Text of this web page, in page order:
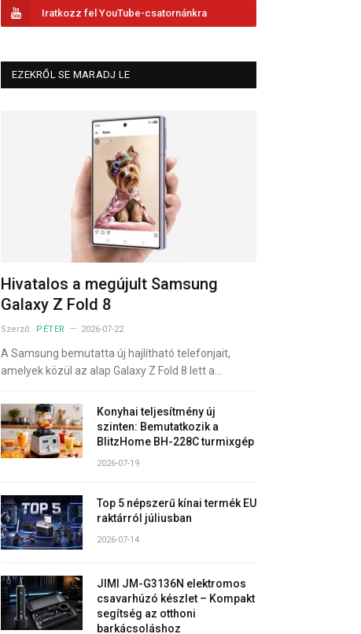
Iratkozz fel YouTube-csatornánkra
EZEKRŐL SE MARADJ LE
Hivatalos a megújult Samsung
Galaxy Z Fold 8
Szerző: PÉTER 2026-07-22
A Samsung bemutatta új hajlítható telefonjait,
amelyek közül az alap Galaxy Z Fold 8 lett a…
Konyhai teljesítmény új
szinten: Bemutatkozik a
BlitzHome BH-228C turmixgép
2026-07-19
Top 5 népszerű kínai termék EU
raktárról júliusban
2026-07-14
JIMI JM-G3136N elektromos
csavarhúzó készlet – Kompakt
segítség az otthoni
barkácsoláshoz